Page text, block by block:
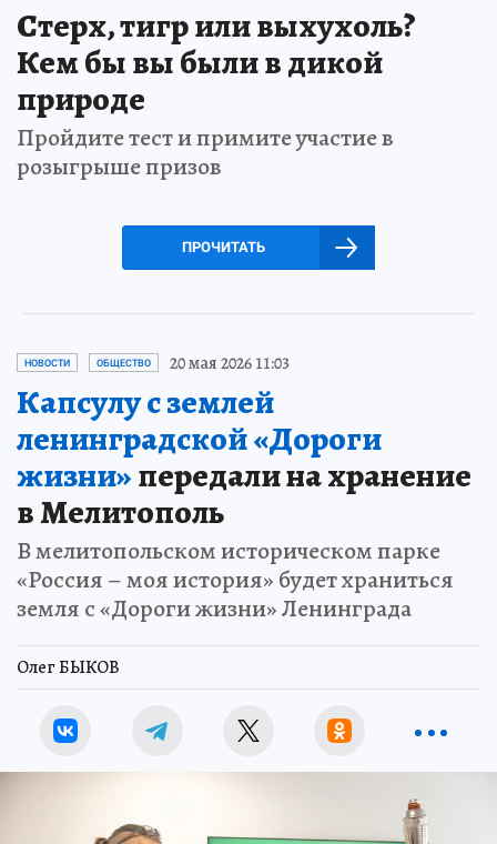
Стерх, тигр или выхухоль?
Кем бы вы были в дикой
природе
Пройдите тест и примите участие в
розыгрыше призов
ПРОЧИТАТЬ
НОВОСТИ ОБЩЕСТВО 20 мая 2026 11:03
Капсулу с землей
ленинградской «Дороги
жизни»передали на хранение
в Мелитополь
В мелитопольском историческом парке
«Россия – моя история» будет храниться
земля с «Дороги жизни» Ленинграда
Олег БЫКОВ